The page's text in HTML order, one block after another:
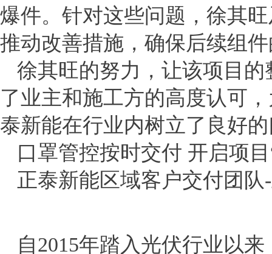
爆件。针对这些问题，徐其
推动改善措施，确保后续组
徐其旺的努力，让该项目
了业主和施工方的高度认可
泰新能在行业内树立了良好
口罩管控按时交付 开启项
正泰新能区域客户交付团队
自2015年踏入光伏行业以